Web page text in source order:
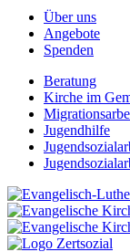
Über uns
Angebote
Spenden
Beratung
Kirche im
Jugend­hilfe